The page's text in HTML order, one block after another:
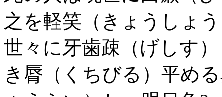
之を軽笑（きょうしょ
世々に牙歯疎（げしす
き脣（くちびる）平め